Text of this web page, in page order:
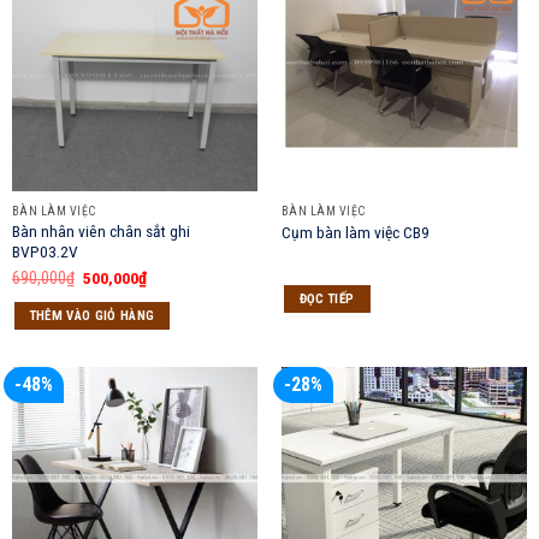
BÀN LÀM VIỆC
Bàn nhân viên chân sắt ghi
BVP03.2V
690,000₫ Giá
là:
690,000₫.
500,000₫Giá
hiện
tại
là:
THÊM VÀO GIỎ HÀNG
BÀN LÀM VIỆC
Cụm bàn làm việc CB9
ĐỌC TIẾP
-48% -28%